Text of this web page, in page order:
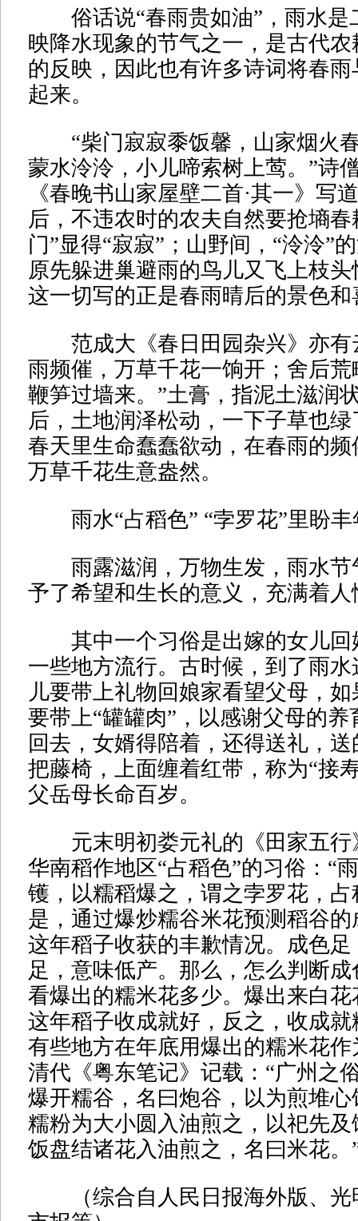
俗话说“春雨贵如油”，雨水是
映降水现象的节气之一，是古代
的反映，因此也有许多诗词将春
起来。
“柴门寂寂黍饭馨，山家烟火
蒙水泠泠，小儿啼索树上莺。”诗
《春晚书山家屋壁二首·其一》写
后，不违农时的农夫自然要抢墒春
门”显得“寂寂”；山野间，“泠泠”
原先躲进巢避雨的鸟儿又飞上枝
这一切写的正是春雨晴后的景色
范成大《春日田园杂兴》亦有
雨频催，万草千花一饷开；舍后
鞭笋过墙来。”土膏，指泥土滋润
后，土地润泽松动，一下子草也
春天里生命蠢蠢欲动，在春雨的
万草千花生意盎然。
雨水“占稻色” “孛罗花”里盼丰
雨露滋润，万物生发，雨水节
予了希望和生长的意义，充满着人
其中一个习俗是出嫁的女儿回
一些地方流行。古时候，到了雨
儿要带上礼物回娘家看望父母，
要带上“罐罐肉”，以感谢父母的
回去，女婿得陪着，还得送礼，
把藤椅，上面缠着红带，称为“接
父岳母长命百岁。
元末明初娄元礼的《田家五行
华南稻作地区“占稻色”的习俗：“
镬，以糯稻爆之，谓之孛罗花，占
是，通过爆炒糯谷米花预测稻谷
这年稻子收获的丰歉情况。成色
足，意味低产。那么，怎么判断
看爆出的糯米花多少。爆出来白
这年稻子收成就好，反之，收成
有些地方在年底用爆出的糯米花作
清代《粤东笔记》记载：“广州之
爆开糯谷，名曰炮谷，以为煎堆
糯粉为大小圆入油煎之，以祀先
饭盘结诸花入油煎之，名曰米花。
（综合自人民日报海外版、光